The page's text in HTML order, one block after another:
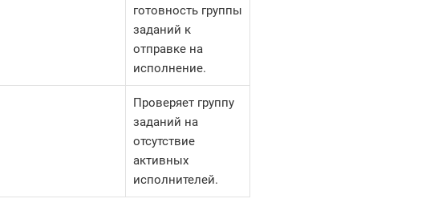
готовность группы
заданий к
отправке на
исполнение.
Проверяет группу
заданий на
отсутствие
активных
исполнителей.